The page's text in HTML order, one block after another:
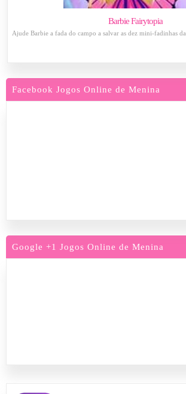
Barbie Fairytopia
Ajude Barbie a fada do campo a salvar as dez mini-fadinhas
Facebook Jogos Online de Menina
Google +1 Jogos Online de Menina